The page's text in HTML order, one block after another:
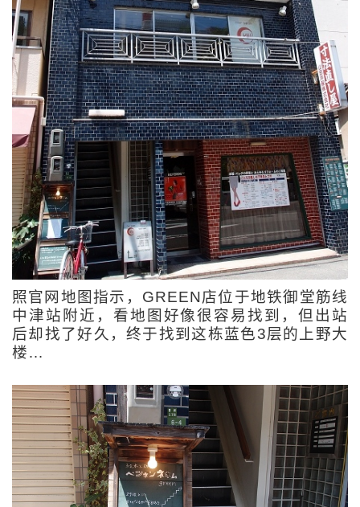
照官网地图指示，GREEN店位于地铁御堂筋线
中津站附近，看地图好像很容易找到，但出站
后却找了好久，终于找到这栋蓝色3层的上野大
楼…